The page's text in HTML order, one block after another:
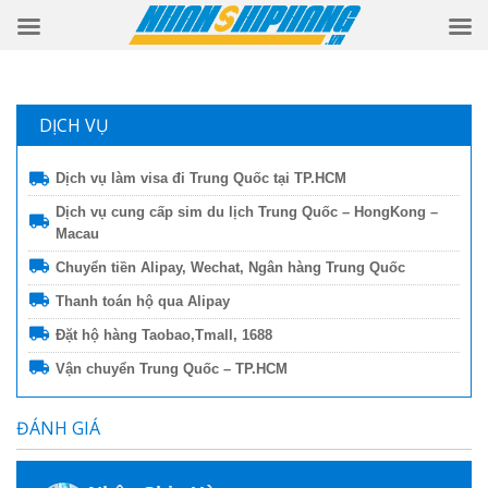
DỊCH VỤ
Dịch vụ làm visa đi Trung Quốc tại TP.HCM
Dịch vụ cung cấp sim du lịch Trung Quốc – HongKong –
Macau
Chuyển tiền Alipay, Wechat, Ngân hàng Trung Quốc
Thanh toán hộ qua Alipay
Đặt hộ hàng Taobao,Tmall, 1688
Vận chuyển Trung Quốc – TP.HCM
ĐÁNH GIÁ